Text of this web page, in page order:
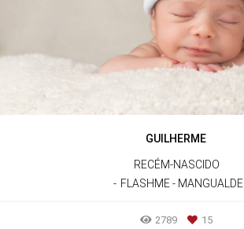
GUILHERME
RECÉM-NASCIDO
FLASHME - MANGUALDE
2789 15